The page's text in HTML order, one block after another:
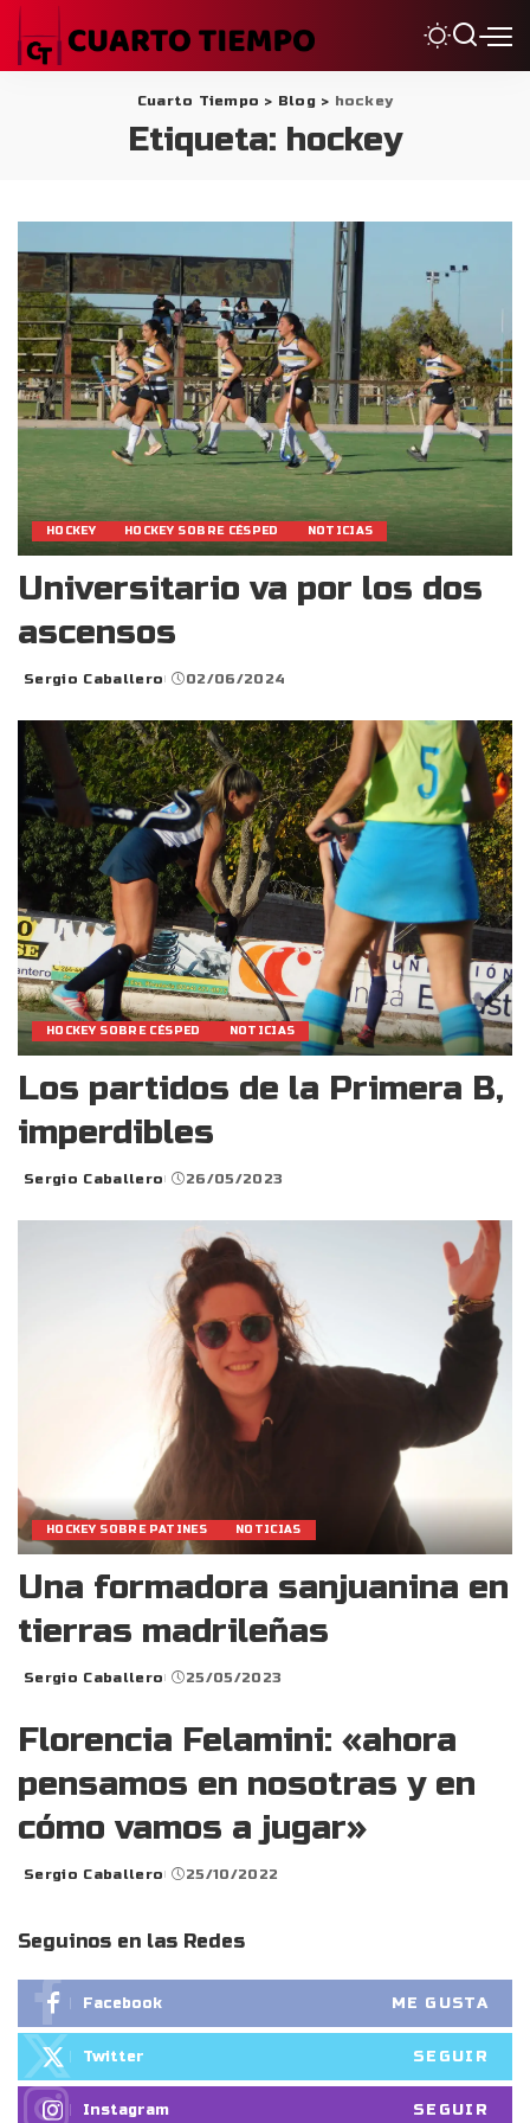
Cuarto Tiempo > Blog > hockey
Etiqueta: hockey
HOCKEY HOCKEY SOBRE CÉSPED NOTICIAS
Universitario va por los dos
ascensos
Posted
Sergio Caballero 02/06/2024
HOCKEY SOBRE CÉSPED NOTICIAS
Los partidos de la Primera B,
imperdibles
Posted
Sergio Caballero 26/05/2023
HOCKEY SOBRE PATINES NOTICIAS
Una formadora sanjuanina en
tierras madrileñas
Posted
Sergio Caballero 25/05/2023
Florencia Felamini: «ahora
pensamos en nosotras y en
cómo vamos a jugar»
Posted
Sergio Caballero 25/10/2022
Seguinos en las Redes
Facebook ME GUSTA
Twitter SEGUIR
Instagram SEGUIR